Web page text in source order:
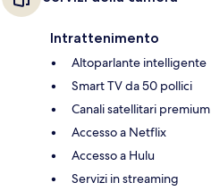
Intrattenimento
Altoparlante intelligente
Smart TV da 50 pollici
Canali satellitari premium
Accesso a Netflix
Accesso a Hulu
Servizi in streaming